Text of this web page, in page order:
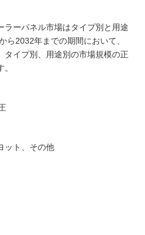
ラーパネル市場はタイプ別と用途
ら2032年までの期間において、
タイプ別、用途別の市場規模の正
ット、その他